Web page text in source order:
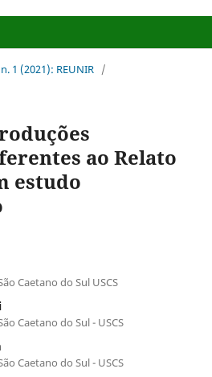
1 (2021): REUNIR /
ao Relato
estudo
Caetano do Sul USCS
Caetano do Sul - USCS
Caetano do Sul - USCS